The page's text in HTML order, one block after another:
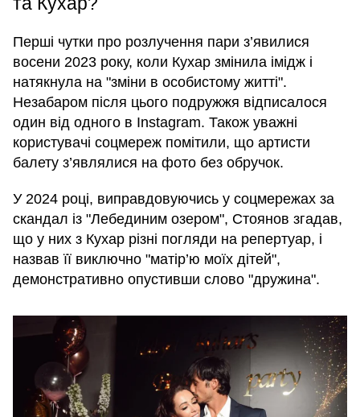
Перші чутки про розлучення пари з’явилися
восени 2023 року, коли Кухар змінила імідж і
натякнула на "зміни в особистому житті".
Незабаром після цього подружжя відписалося
один від одного в Instagram. Також уважні
користувачі соцмереж помітили, що артисти
балету з’являлися на фото без обручок.
У 2024 році, виправдовуючись у соцмережах за
скандал із "Лебединим озером", Стоянов згадав,
що у них з Кухар різні погляди на репертуар, і
назвав її виключно "матір’ю моїх дітей",
демонстративно опустивши слово "дружина".